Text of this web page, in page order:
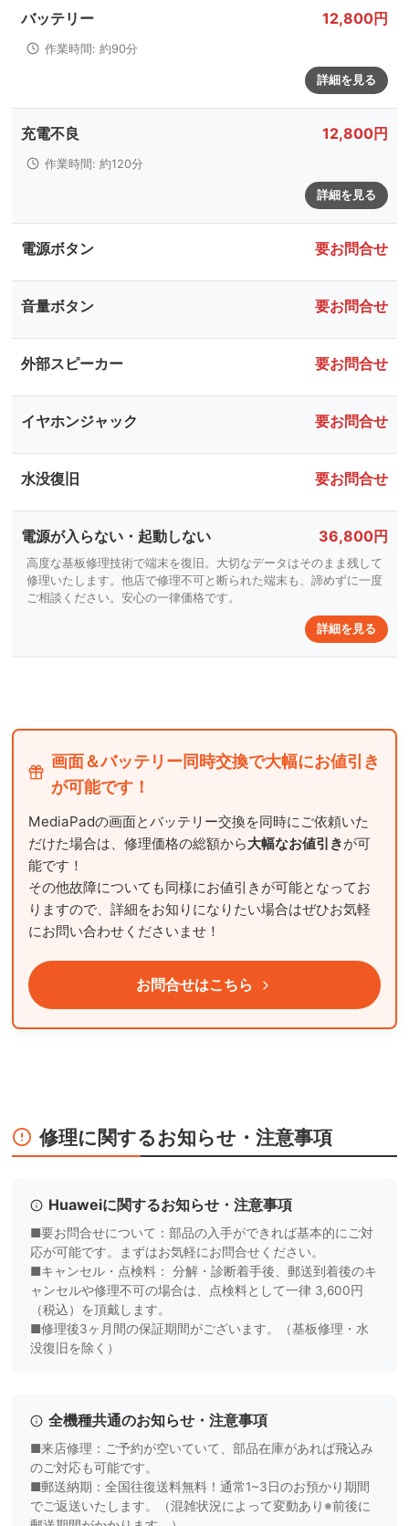
バッテリー 12,800円
作業時間: 約90分
詳細を見る
充電不良 12,800円
作業時間: 約120分
詳細を見る
電源ボタン 要お問合せ
音量ボタン 要お問合せ
外部スピーカー 要お問合せ
イヤホンジャック 要お問合せ
水没復旧 要お問合せ
電源が入らない・起動しない 36,800円
高度な基板修理技術で端末を復旧。大切なデータはそのまま残して
修理いたします。他店で修理不可と断られた端末も、諦めずに一度
ご相談ください。安心の一律価格です。
詳細を見る
画面＆バッテリー同時交換で大幅にお値引き
が可能です！
MediaPadの画面とバッテリー交換を同時にご依頼いた
だけた場合は、修理価格の総額から大幅なお値引きが可
能です！
その他故障についても同様にお値引きが可能となってお
りますので、詳細をお知りになりたい場合はぜひお気軽
にお問い合わせくださいませ！
お問合せはこちら
修理に関するお知らせ・注意事項
Huaweiに関するお知らせ・注意事項
■要お問合せについて：部品の入手ができれば基本的にご対
応が可能です。まずはお気軽にお問合せください。
■キャンセル・点検料： 分解・診断着手後、郵送到着後のキ
ャンセルや修理不可の場合は、点検料として一律 3,600円
（税込）を頂戴します。
■修理後3ヶ月間の保証期間がございます。（基板修理・水
没復旧を除く）
全機種共通のお知らせ・注意事項
■来店修理：ご予約が空いていて、部品在庫があれば飛込み
のご対応も可能です。
■郵送納期：全国往復送料無料！通常1~3日のお預かり期間
でご返送いたします。（混雑状況によって変動あり※前後に